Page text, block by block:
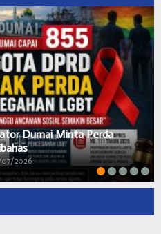
Dumai Minta Perda
07/2026